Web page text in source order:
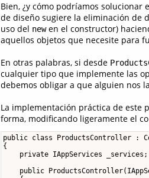
Bien, ¿y cómo podríamos solucionar
de diseño sugiere la eliminación de
uso del newen el constructor)
aquellos objetos que necesite para
En otras palabras, si desde
cualquier tipo que implemente las
debemos obligar a que alguien nos
La implementación práctica de
forma, modificando ligeramente el
public class ProductsController :
{
    private IAppServices _services;
public